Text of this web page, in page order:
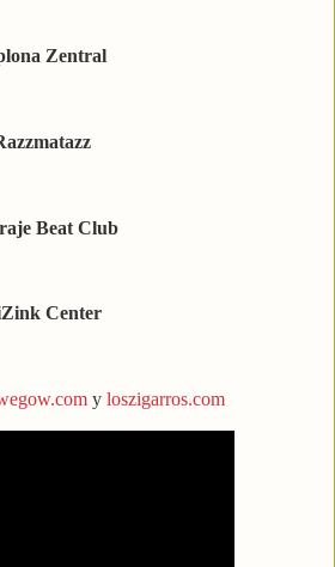
Zentral
Beat Club
Center
y loszigarros.com